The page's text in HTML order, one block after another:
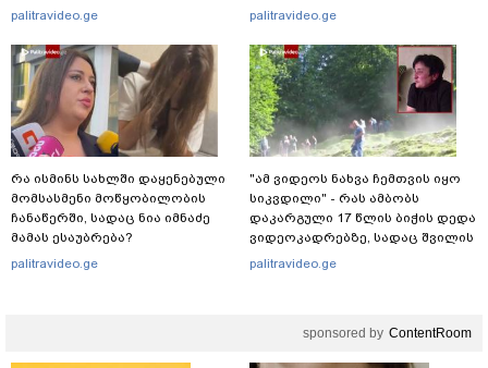
გადავცემ" - ეკა კუპატაძე
palitravideo.ge
რა ისმინს სახლში დაყენებული
მომსასმენი მოწყობილობის
ჩანაწერში, სადაც ნია იმნაძე
მამას ესაუბრება?
palitravideo.ge
ქსელში სკანდალური კადრები
palitravideo.ge
"ამ ვიდეოს ნახვა ჩემთვის იყო
სიკვდილი" - რას ამბობს
დაკარგული 17 წლის ბიჭის დედა
ვიდეოკადრებზე, სადაც შვილის
განწირული ვედრების ხმა
palitravideo.ge
sponsored by ContentRoom